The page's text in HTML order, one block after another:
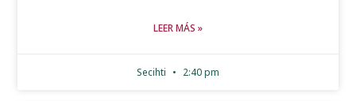
LEER MÁS »
Secihti 2:40 pm